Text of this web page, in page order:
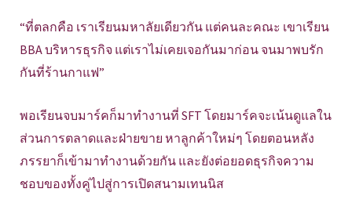
“ที่ตลกคือ เราเรียนมหาลัยเดียวกัน แต่คนละคณะ เขาเรียน
BBA บริหารธุรกิจ แต่เราไม่เคยเจอกันมาก่อน จนมาพบรัก
กันที่ร้านกาแฟ”
พอเรียนจบมาร์คก็มาทำงานที่ SFT โดยมาร์คจะเน้นดูแลใน
ส่วนการตลาดและฝ่ายขาย หาลูกค้าใหม่ๆ โดยตอนหลัง
ภรรยาก็เข้ามาทำงานด้วยกัน และยังต่อยอดธุรกิจความ
ชอบของทั้งคู่ไปสู่การเปิดสนามเทนนิส